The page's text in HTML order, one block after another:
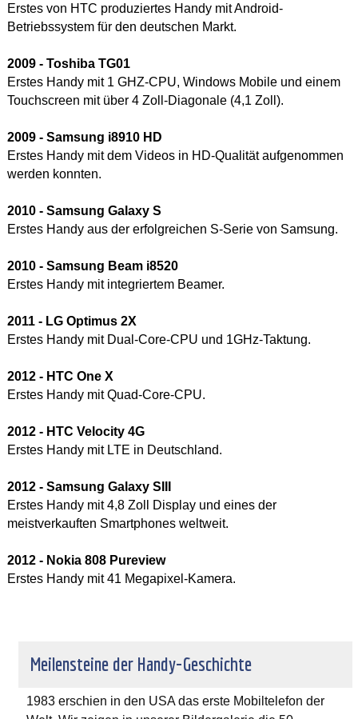
Erstes von HTC produziertes Handy mit Android-
Betriebssystem für den deutschen Markt.
2009 - Toshiba TG01
Erstes Handy mit 1 GHZ-CPU, Windows Mobile und einem
Touchscreen mit über 4 Zoll-Diagonale (4,1 Zoll).
2009 - Samsung i8910 HD
Erstes Handy mit dem Videos in HD-Qualität aufgenommen
werden konnten.
2010 - Samsung Galaxy S
Erstes Handy aus der erfolgreichen S-Serie von Samsung.
2010 - Samsung Beam i8520
Erstes Handy mit integriertem Beamer.
2011 - LG Optimus 2X
Erstes Handy mit Dual-Core-CPU und 1GHz-Taktung.
2012 - HTC One X
Erstes Handy mit Quad-Core-CPU.
2012 - HTC Velocity 4G
Erstes Handy mit LTE in Deutschland.
2012 - Samsung Galaxy SIII
Erstes Handy mit 4,8 Zoll Display und eines der
meistverkauften Smartphones weltweit.
2012 - Nokia 808 Pureview
Erstes Handy mit 41 Megapixel-Kamera.
Meilensteine der Handy-Geschichte
1983 erschien in den USA das erste Mobiltelefon der